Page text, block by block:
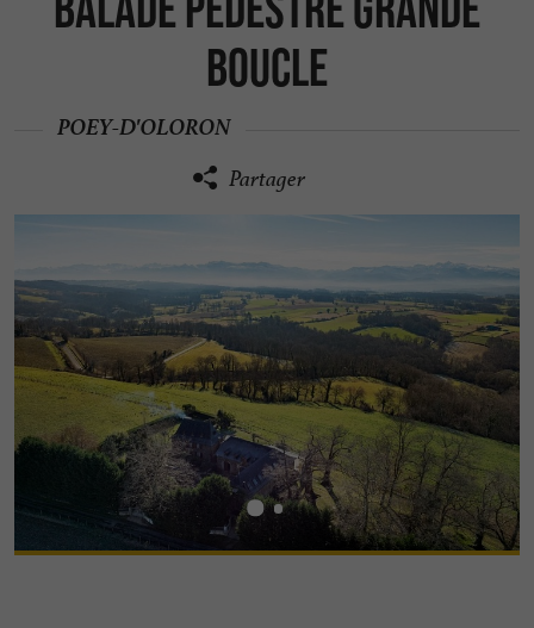
boucle
POEY-D'OLORON
Partager